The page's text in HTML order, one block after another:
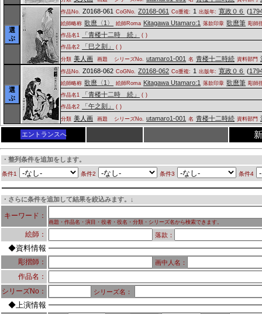
選
ぶ
作品No. Z0168-061 CoGNo. Z0168-061 Co重複: 1 出版年: 寛政０６ (
絵師略称 歌麿〈1〉 絵師Roma Kitagawa Utamaro:1 落款印章 歌麿筆 彫師
作品名1
「青楼十二時 続」 ( )
作品名2
「巳之刻」 ( )
分類 美人画 画題 シリーズNo. utamaro1-001 名 青楼十二時続 資料部門
選
ぶ
作品No. Z0168-062 CoGNo. Z0168-062 Co重複: 1 出版年: 寛政０６ (
絵師略称 歌麿〈1〉 絵師Roma Kitagawa Utamaro:1 落款印章 歌麿筆 彫師
作品名1
「青楼十二時 続」 ( )
作品名2
「午之刻」 ( )
分類 美人画 画題 シリーズNo. utamaro1-001 名 青楼十二時続 資料部門
エントランスへ
・整列条件を追加をします。
条件1 条件2 条件3 条件4
・さらに条件を追加して結果を絞込みます。↓
キーワード：
画題・作品名・演目・役者・役名・分類・シリーズ名から検索できます。
絵師： 落款：
◆資料情報
彫摺師： 画中人名：
作品名：
シリーズNo：
シリーズ名：
◆上演情報